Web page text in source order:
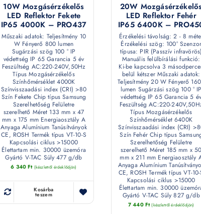
10W Mozgásérzékelős
LED Reflektor Fekete
IP65 4000K – PRO437
Műszaki adatok: Teljesítmény 10
W Fényerő 800 lumen
Sugárzási szög 100 ° IP
védettség IP 65 Garancia 5 év
Feszültség AC:220-240V,50Hz
Típus Mozgásérzékelős
Színhőmérséklet 4000K
Színvisszaadási index (CRI) >80
Szín Fekete Chip típus Samsung
Szerelhetőség Felületre
szerelhető Méret 133 mm x 47
mm x 175 mm Energiaosztály A
Anyaga Alumínium Tanúsítványok
CE, ROSH Termék típus VT-10-S
Kapcsolási ciklus >15000
Élettartam min. 30000 üzemóra
Gyártó V-TAC Súly 477 g/db
6 340Ft (készletről érdeklődjön)
Kosárba
teszem
20W
LED Reflektor Fehér
IP65 6400K –
Érzékelési távolság: 2 - 8
Érzékelési szög: 100° Szenzor
típusa: PIR (Passzív infravörös)
Manuális felülbírálási funkció:
Ki-be kapcsolva 3
belül kétszer Műszaki adatok:
Teljesítmény 20 W Fényerő
lumen Sugárzási szög 100 ° IP
védettség IP 65 Garancia 5 év
Feszültség AC:220-
Típus Mozgásérzékelős
Színhőmérséklet 6400K
Színvisszaadási index (CRI)
Szín Fehér Chip típus
Szerelhetőség Felületre
szerelhető Méret 185 mm x 50
mm x 211 mm Energiaosztály
Anyaga Alumínium
CE, ROSH Termék típus VT-10-
Kapcsolási ciklus >15000
Élettartam min. 30000
Gyártó V-TAC Súly 827 g/db
7 440 Ft (készletről érdeklődjön)